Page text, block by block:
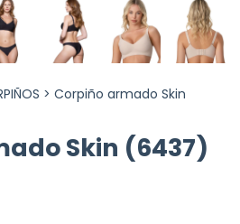
> Corpiño armado Skin
Skin (6437)